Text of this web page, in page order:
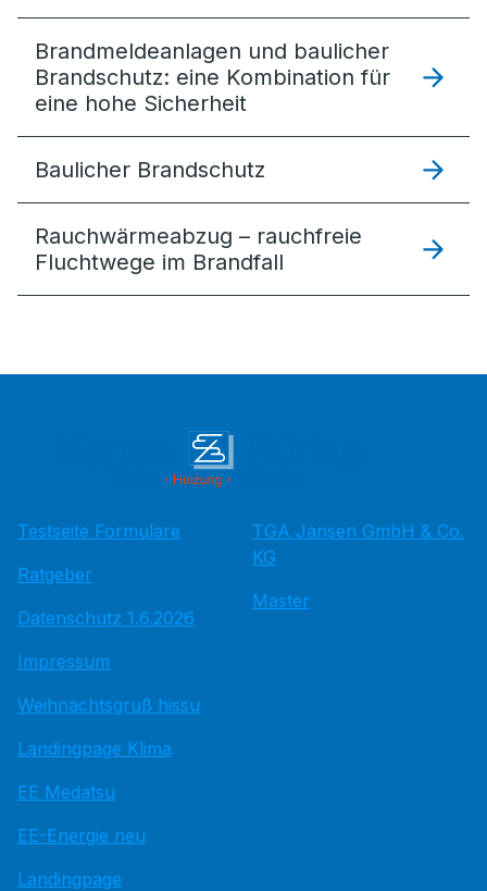
Brandmeldeanlagen und baulicher
Brandschutz: eine Kombination für
eine hohe Sicherheit
Baulicher Brandschutz
Rauchwärme­abzug – rauchfreie
Fluchtwege im Brandfall
Testseite Formulare
Ratgeber
Datenschutz 1.6.2026
Impressum
Weihnachtsgruß hissu
Landingpage Klima
EE Medatsu
EE-Energie neu
Landingpage
TGA Jansen GmbH & Co.
KG
Master